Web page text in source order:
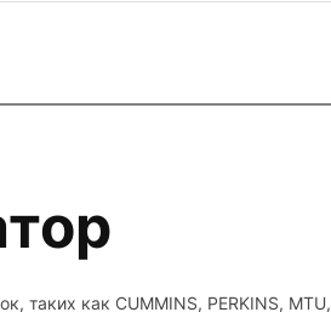
как CUMMINS, PERKINS, MTU,